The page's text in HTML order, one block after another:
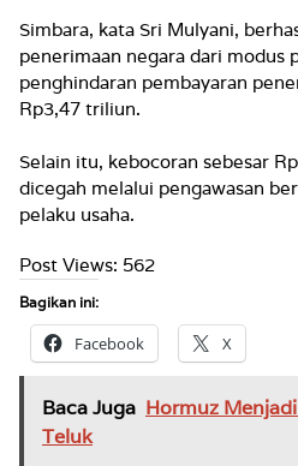
Simbara, kata Sri Mulyani,
penerimaan negara dari modus
penghindaran pembayaran
Rp3,47 triliun.
Selain itu, kebocoran sebesar
dicegah melalui pengawasan
pelaku usaha.
Post Views: 562
Bagikan ini:
Facebook X
Baca Juga Hormuz
Teluk